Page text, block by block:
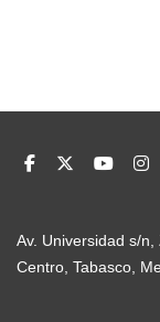
Av. Universidad s/
Centro, Tabasco,